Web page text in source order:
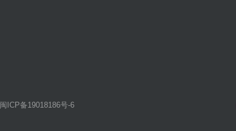
闽ICP备19018186号-6